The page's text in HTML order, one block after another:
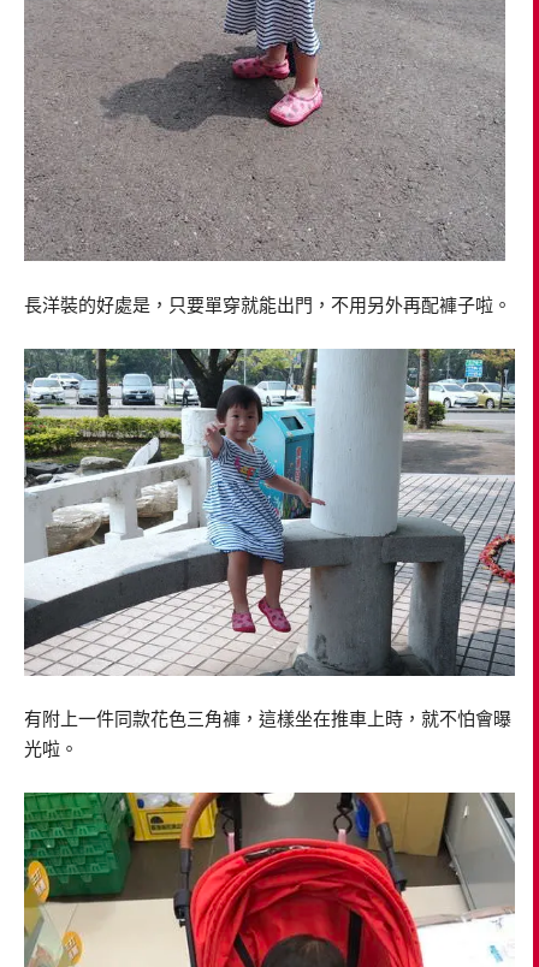
長洋裝的好處是，只要單穿就能出門，不用另外再配褲子啦。
有附上一件同款花色三角褲，這樣坐在推車上時，就不怕會曝
光啦。